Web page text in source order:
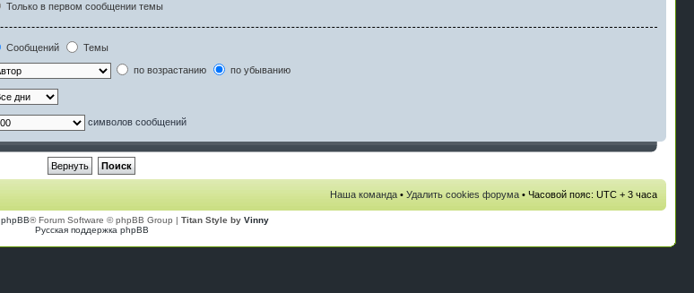
Только в первом сообщении темы
Сообщений
Темы
по возрастанию по убыванию
символов сообщений
Наша команда • Удалить cookies форума • Часовой пояс: UTC + 3 часа
phpBB® Forum Software © phpBB Group | Titan Style by Vinny
Русская поддержка phpBB